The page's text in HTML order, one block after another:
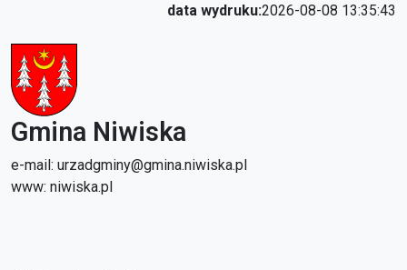
data wydruku:2026-08-08 13:35:43
Gmina Niwiska
e-mail: urzadgminy@gmina.niwiska.pl
www: niwiska.pl